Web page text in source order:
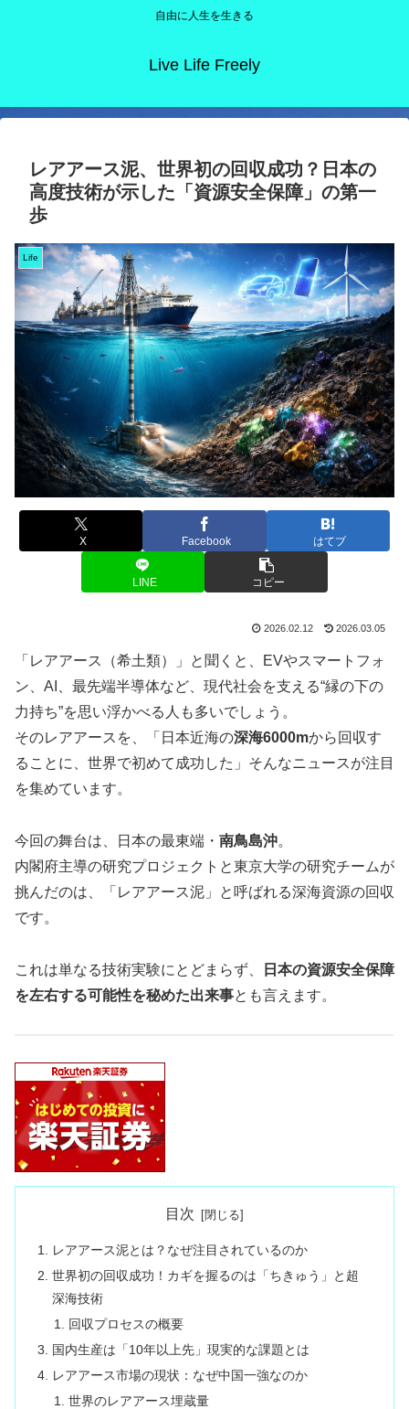
自由に人生を生きる
Live Life Freely
レアアース泥、世界初の回収成功？日本の
高度技術が示した「資源安全保障」の第一
歩
Life
X Facebook はてブ
LINE コピー
2026.02.12 2026.03.05
「レアアース（希土類）」と聞くと、EVやスマートフォ
ン、AI、最先端半導体など、現代社会を支える“縁の下の
力持ち”を思い浮かべる人も多いでしょう。
そのレアアースを、「日本近海の深海6000mから回収す
ることに、世界で初めて成功した」そんなニュースが注目
を集めています。
今回の舞台は、日本の最東端・ 南鳥島沖。
内閣府主導の研究プロジェクトと東京大学の研究チームが
挑んだのは、「レアアース泥」と呼ばれる深海資源の回収
です。
これは単なる技術実験にとどまらず、
日本の資源安全保障
を左右する可能性を秘めた出来事とも言えます。
目次
レアアース泥とは？なぜ注目されているのか
世界初の回収成功！カギを握るのは「ちきゅう」と超
深海技術
回収プロセスの概要
国内生産は「10年以上先」現実的な課題とは
レアアース市場の現状：なぜ中国一強なのか
世界のレアアース埋蔵量